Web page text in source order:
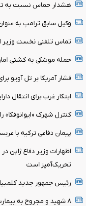
هشدار حماس نسبت به
وکیل سابق ترامپ به
تماس تلفنی نخست وزیر
حمله موشکی به کشتی
فشار آمریکا بر تل ‌آویو
ابتکار غرب برای انتقال
کنترل شهرک «ایوانوفکا»
پیمان دفاعی ترکیه با
اظهارات وزیر دفاع ژاپن
تحریک‌آمیز است
رئیس جمهور جدید
۸ شهید و مجروح به بیمارستان‌های غزه منتقل شدند